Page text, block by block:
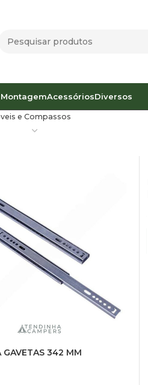
MontagemAcessóriosDiversos
e Compassos
GAVETAS 342 MM